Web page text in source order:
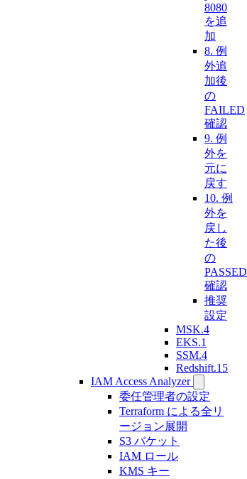
8080
を追
加
8. 例
外追
加後
の
FAILED
確認
9. 例
外を
元に
戻す
10. 例
外を
戻し
た後
の
PASSED
確認
推奨
設定
MSK.4
EKS.1
SSM.4
Redshift.15
IAM Access Analyzer
委任管理者の設定
Terraform による全リ
ージョン展開
S3 バケット
IAM ロール
KMS キー